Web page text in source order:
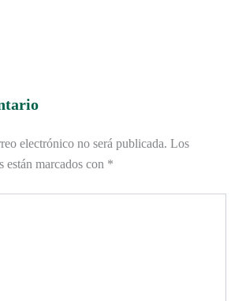
electrónico no será publicada. Los
están marcados con *